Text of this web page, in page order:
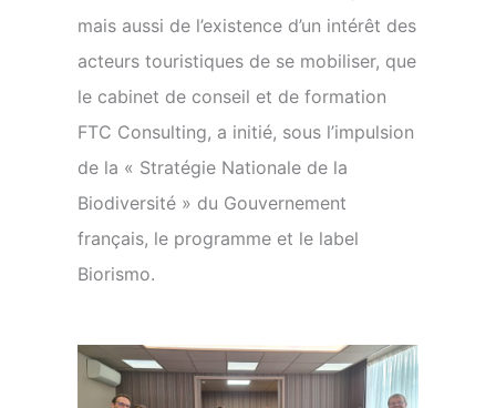
mais aussi de l’existence d’un intérêt des
acteurs touristiques de se mobiliser, que
le cabinet de conseil et de formation
FTC Consulting, a initié, sous l’impulsion
de la « Stratégie Nationale de la
Biodiversité » du Gouvernement
français, le programme et le label
Biorismo.